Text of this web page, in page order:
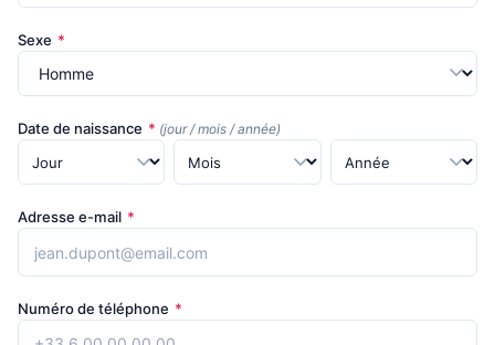
Sexe *
Date de naissance * (jour / mois / année)
Adresse e-mail *
Numéro de téléphone *